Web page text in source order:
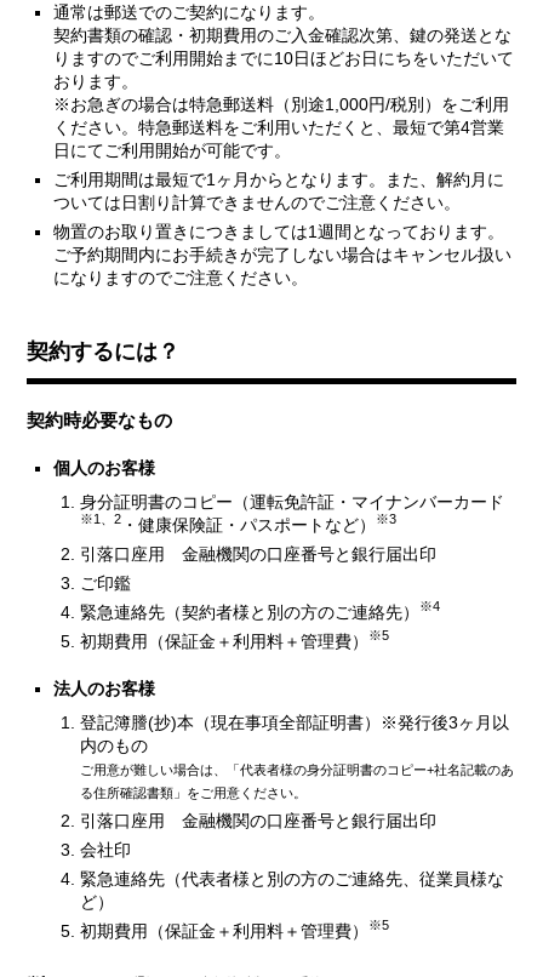
通常は郵送でのご契約になります。
契約書類の確認・初期費用のご入金確認次第、鍵の発送とな
りますのでご利用開始までに10日ほどお日にちをいただいて
おります。
※お急ぎの場合は特急郵送料（別途1,000円/税別）をご利用
ください。特急郵送料をご利用いただくと、最短で第4営業
日にてご利用開始が可能です。
ご利用期間は最短で1ヶ月からとなります。また、解約月に
ついては日割り計算できませんのでご注意ください。
物置のお取り置きにつきましては1週間となっております。
ご予約期間内にお手続きが完了しない場合はキャンセル扱い
になりますのでご注意ください。
契約するには？
契約時必要なもの
個人のお客様
身分証明書のコピー（運転免許証・マイナンバーカード
※1、2 ・健康保険証・パスポートなど） ※3
引落口座用 金融機関の口座番号と銀行届出印
ご印鑑
緊急連絡先（契約者様と別の方のご連絡先）
※4
初期費用（保証金＋利用料＋管理費） ※5
法人のお客様
登記簿謄(抄)本（現在事項全部証明書）※発行後3ヶ月以
内のもの
ご用意が難しい場合は、「代表者様の身分証明書のコピー+社名記載のあ
る住所確認書類」をご用意ください。
引落口座用 金融機関の口座番号と銀行届出印
会社印
緊急連絡先（代表者様と別の方のご連絡先、従業員様な
ど）
初期費用（保証金＋利用料＋管理費）
※5